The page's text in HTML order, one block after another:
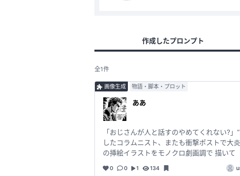
作成したプロンプト
全1件
画像生成 物語・脚本・プロット
ああ
「おじさんが人と話すのやめてくれない?」
したコラムニスト、またも衝撃ポストで
の挿絵イラストをモノクロ劇画調で 描いて
0 0 1 134